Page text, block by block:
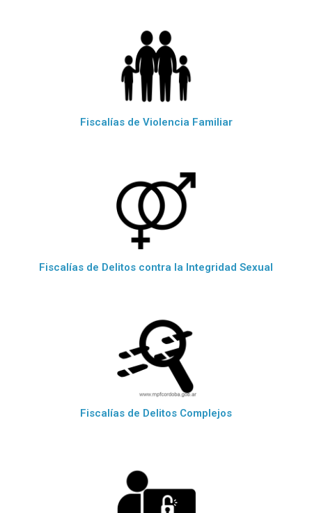
Fiscalías de Violencia Familiar
Fiscalías de Delitos contra la Integridad Sexual
Fiscalías de Delitos Complejos